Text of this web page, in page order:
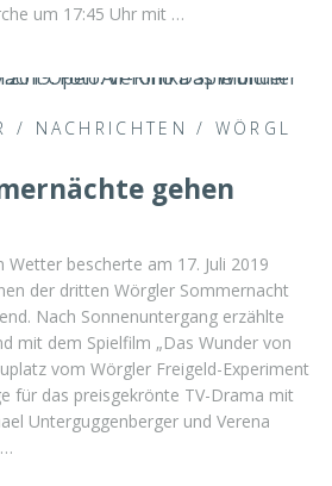
um 17:45 Uhr mit …
/ NACHRICHTEN / WÖRGL
gehen
Wetter bescherte am 17. Juli 2019
der dritten Wörgler Sommernacht
Nach Sonnenuntergang erzählte
mit dem Spielfilm „Das Wunder von
vom Wörgler Freigeld-Experiment
für das preisgekrönte TV-Drama mit
Unterguggenberger und Verena